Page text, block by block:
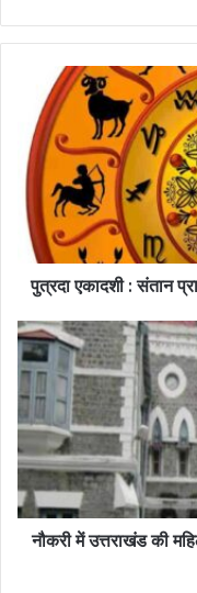
पुत्रदा एकादशी : संतान
नौकरी में उत्तराखंड की